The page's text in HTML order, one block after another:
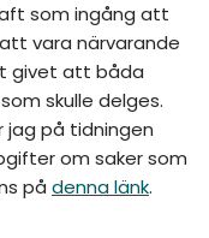
som ingång att
vara närvarande
givet att båda
skulle delges.
jag på tidningen
om saker som
på denna länk.